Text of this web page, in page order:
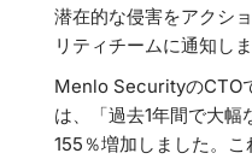
潜在的な侵害をアクシ
リティチームに通知しま
Menlo SecurityのCTO
は、「過去1年間で大幅
155％増加しました。